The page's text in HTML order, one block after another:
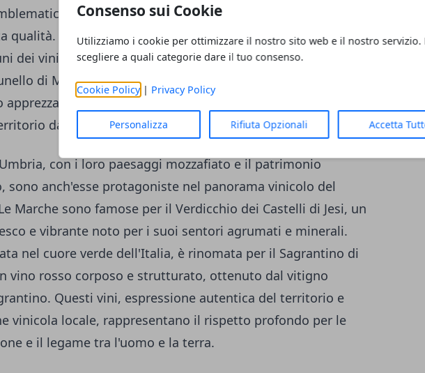
Consenso sui Cookie
Utilizziamo i cookie per ottimizzare il nostro sito web e il nostro servizio.
scegliere a quali categorie dare il tuo consenso.
Cookie Policy| Privacy Policy
Personalizza Rifiuta Opzionali Accetta
del Centro Italia, è rinomata in tutto il mondo per i
qualità. Il Sangiovese, vitigno principale della regione, forma
dei vini più celebri e amati al mondo, tra cui il Chianti
di Montalcino e il Vino Nobile di Montepulciano. Questi
per la loro complessità, eleganza e capacità di
da cui provengono.
con i loro paesaggi mozzafiato e il patrimonio
sono anch'esse protagoniste nel panorama vinicolo del
Marche sono famose per il Verdicchio dei Castelli di Jesi, un
e vibrante noto per i suoi sentori agrumati e minerali.
nel cuore verde dell'Italia, è rinomata per il Sagrantino di
vino rosso corposo e strutturato, ottenuto dal vitigno
Questi vini, espressione autentica del territorio e
vinicola locale, rappresentano il rispetto profondo per le
e il legame tra l'uomo e la terra.